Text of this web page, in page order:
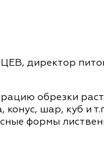
директор
обрезки
конус, шар, куб и
формы